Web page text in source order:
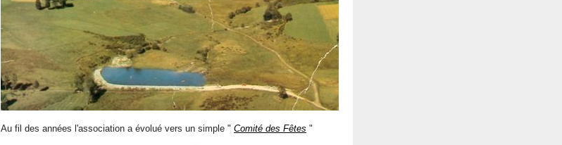
Au fil des années l'association a évolué vers un simple " Comité des Fêtes "